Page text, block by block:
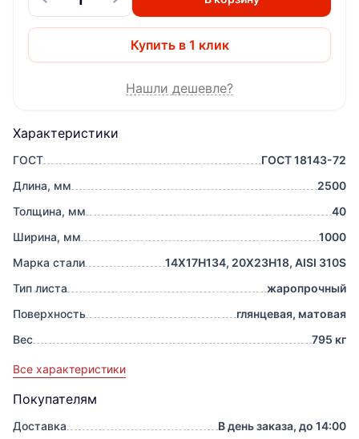
Характеристики
ГОСТ
ГОСТ 18143-72
Длина, мм
2500
Толщина, мм
40
Ширина, мм
1000
Марка стали
14Х17Н134, 20Х23Н18, AISI 310S
Тип листа
жаропрочный
Поверхность
глянцевая, матовая
Вес
795 кг
Все характеристики
Покупателям
Доставка
В день заказа, до 14:00
Купить в 1 клик
Нашли дешевле?